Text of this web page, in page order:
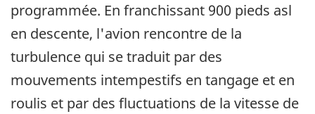
programmée. En franchissant 900 pieds asl
en descente, l'avion rencontre de la
turbulence qui se traduit par des
mouvements intempestifs en tangage et en
roulis et par des fluctuations de la vitesse de